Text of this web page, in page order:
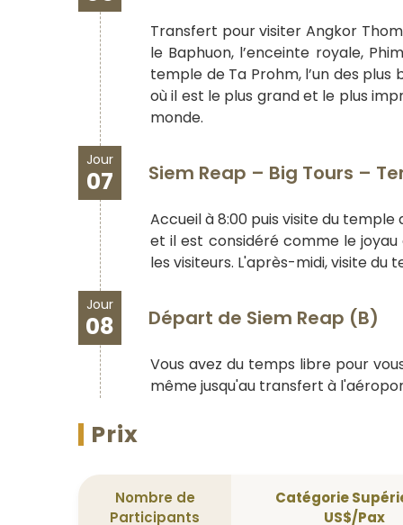
Transfert pour visiter Angkor
le Baphuon, l’enceinte royale,
temple de Ta Prohm, l’un des
où il est le plus grand et le plus
monde.
Jour
07 Siem Reap – Big Tours –
Accueil à 8:00 puis visite du
et il est considéré comme le
les visiteurs. L'après-midi, visite du
Jour
08 Départ de Siem Reap (B)
Vous avez du temps libre pour
même jusqu'au transfert à
Prix
Nombre de
Participants
Catégorie
US$/Pax